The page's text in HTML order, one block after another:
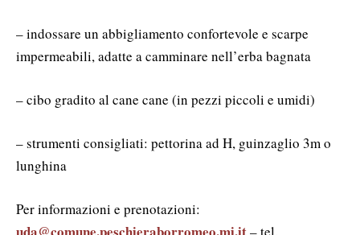
– indossare un abbigliamento confortevole e scarpe
impermeabili, adatte a camminare nell’erba bagnata
– cibo gradito al cane cane (in pezzi piccoli e umidi)
– strumenti consigliati: pettorina ad H, guinzaglio 3m o
lunghina
Per informazioni e prenotazioni:
– tel.